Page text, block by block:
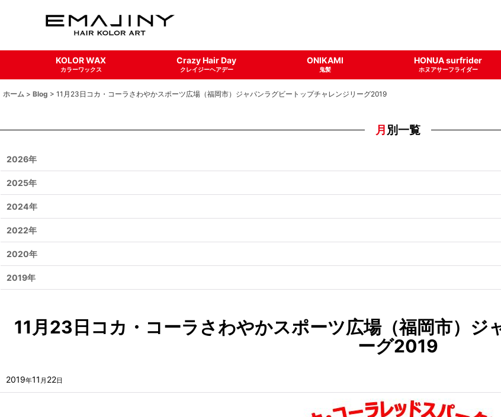
KOLOR WAX
カラーワックス
Crazy Hair Day
クレイジーヘアデー
ONIKAMI
鬼髪
HONUA surfrider
ホヌアサーフライダー
ホーム > Blog > 11月23日コカ・コーラさわやかスポーツ広場（福岡市）ジャパンラグビートップチャレンジリーグ2019
11月23日コカ・コーラさわやかスポーツ広場（福岡市）ジ
ーグ2019
2019年11 月 22日
月別一覧
2026年
2025年
2024年
2022年
2020年
2019年